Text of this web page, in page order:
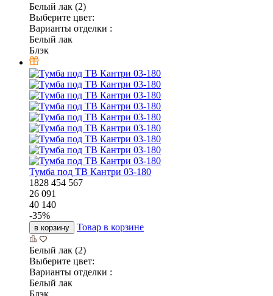
Белый лак (2)
Выберите цвет:
Варианты отделки :
Белый лак
Блэк
Тумба под ТВ Кантри 03-180
1828 454 567
26 091
40 140
-35%
в корзину Товар в корзине
Белый лак (2)
Выберите цвет:
Варианты отделки :
Белый лак
Блэк